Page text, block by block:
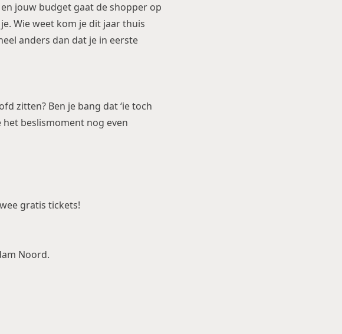
jouw budget gaat de shopper op
Wie weet kom je dit jaar thuis
anders dan dat je in eerste
zitten? Ben je bang dat ‘ie toch
het beslismoment nog even
gratis tickets!
Noord.